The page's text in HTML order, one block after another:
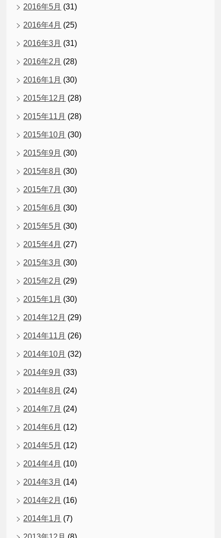
2016年5月 (31)
2016年4月 (25)
2016年3月 (31)
2016年2月 (28)
2016年1月 (30)
2015年12月 (28)
2015年11月 (28)
2015年10月 (30)
2015年9月 (30)
2015年8月 (30)
2015年7月 (30)
2015年6月 (30)
2015年5月 (30)
2015年4月 (27)
2015年3月 (30)
2015年2月 (29)
2015年1月 (30)
2014年12月 (29)
2014年11月 (26)
2014年10月 (32)
2014年9月 (33)
2014年8月 (24)
2014年7月 (24)
2014年6月 (12)
2014年5月 (12)
2014年4月 (10)
2014年3月 (14)
2014年2月 (16)
2014年1月 (7)